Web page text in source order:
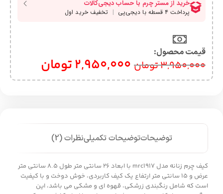
قیمت محصول:​
3,950,000تومان 2,950,000تومان
توضیحاتتوضیحات تکمیلینظرات (2)
کیف چرم زنانه مدل mrc1917 با ابعاد 26 سانتی متر طول 8.5 سانتی متر
عرض و 15 سانتی متر ارتفاع یک کیف کاربردی، خوش دوخت و با کیفیت
است که شامل رنگبندی زرشکی، قهوه ای و مشکی می باشد، این